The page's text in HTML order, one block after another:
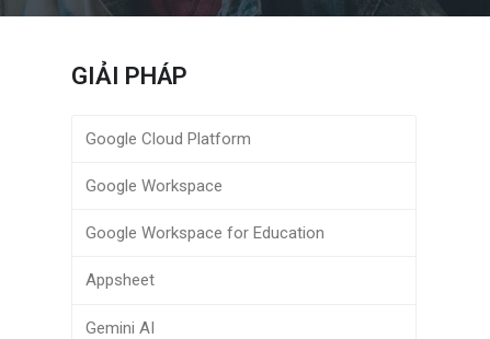
GIẢI PHÁP
Google Cloud Platform
Google Workspace
Google Workspace for Education
Appsheet
Gemini AI